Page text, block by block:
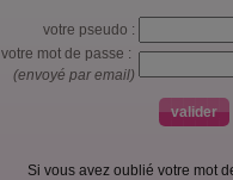
votre pseudo :
votre mot de passe :
(envoyé par email)
Si vous avez oublié votre mot